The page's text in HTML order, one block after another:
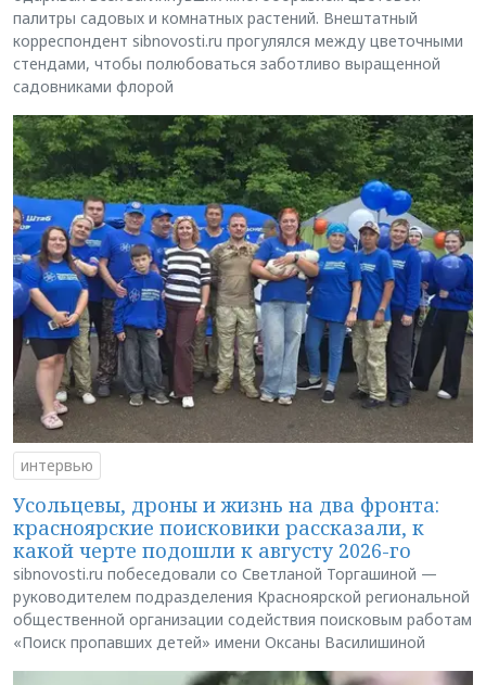
палитры садовых и комнатных растений. Внештатный
корреспондент sibnovosti.ru прогулялся между цветочными
стендами, чтобы полюбоваться заботливо выращенной
садовниками флорой
интервью
Усольцевы, дроны и жизнь на два фронта:
красноярские поисковики рассказали, к
какой черте подошли к августу 2026-го
sibnovosti.ru побеседовали со Светланой Торгашиной —
руководителем подразделения Красноярской региональной
общественной организации содействия поисковым работам
«Поиск пропавших детей» имени Оксаны Василишиной